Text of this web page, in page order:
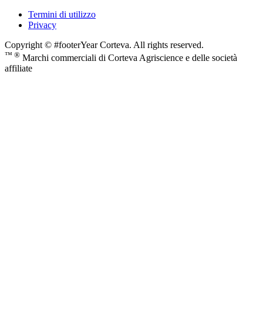
Termini di utilizzo
Privacy
Copyright © #footerYear Corteva. All rights reserved.
™ ® Marchi commerciali di Corteva Agriscience e delle società
affiliate